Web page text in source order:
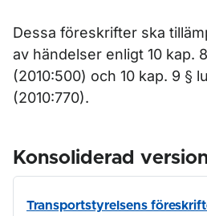
Dessa föreskrifter ska
av händelser enligt 10 kap.
(2010:500) och 10 kap. 9 §
(2010:770).
Konsoliderad
Transportstyrelsens